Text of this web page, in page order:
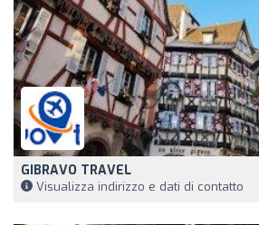
GIBRAVO TRAVEL
Visualizza indirizzo e dati di contatto